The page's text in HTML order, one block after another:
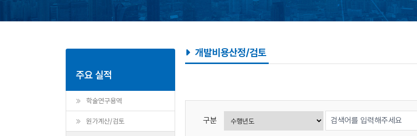
주요 실적
학술연구용역
원가계산/검토
개발비용산정/검토
구분